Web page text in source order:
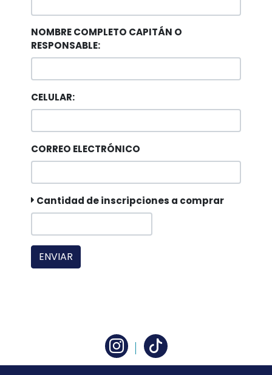
NOMBRE COMPLETO CAPITÁN O
RESPONSABLE:
CELULAR:
CORREO ELECTRÓNICO
Cantidad de inscripciones a comprar